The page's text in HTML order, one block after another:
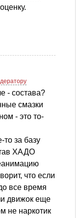
- состава?
смазки
- это то-
за базу
ХАДО
что если
все время
движок еще
не наркотик